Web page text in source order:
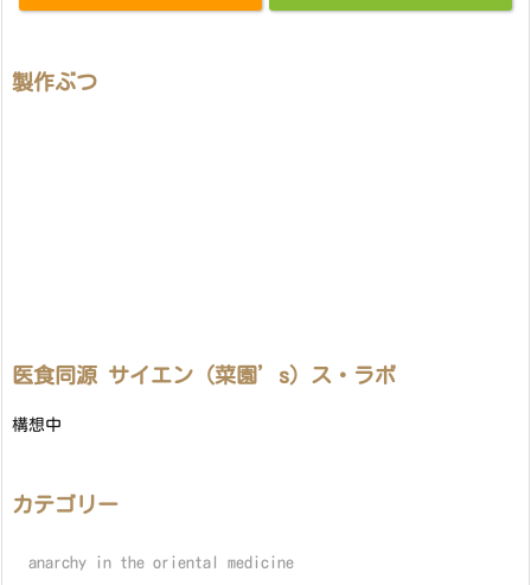
製作ぶつ
医食同源 サイエン（菜園’s）ス・ラボ
構想中
カテゴリー
anarchy in the oriental medicine